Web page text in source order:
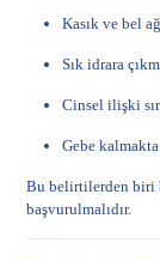
Kasık ve bel
Sık idrara
Cinsel ilişki
Gebe
Bu belirtilerden biri
başvurulmalıdır.